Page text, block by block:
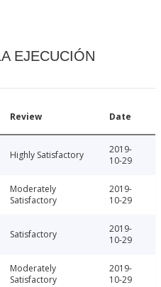
EJECUCIÓN
Review Date
Highly Satisfactory
2019-
10-29
Moderately
Satisfactory
2019-
10-29
Satisfactory
2019-
10-29
Moderately
Satisfactory
2019-
10-29